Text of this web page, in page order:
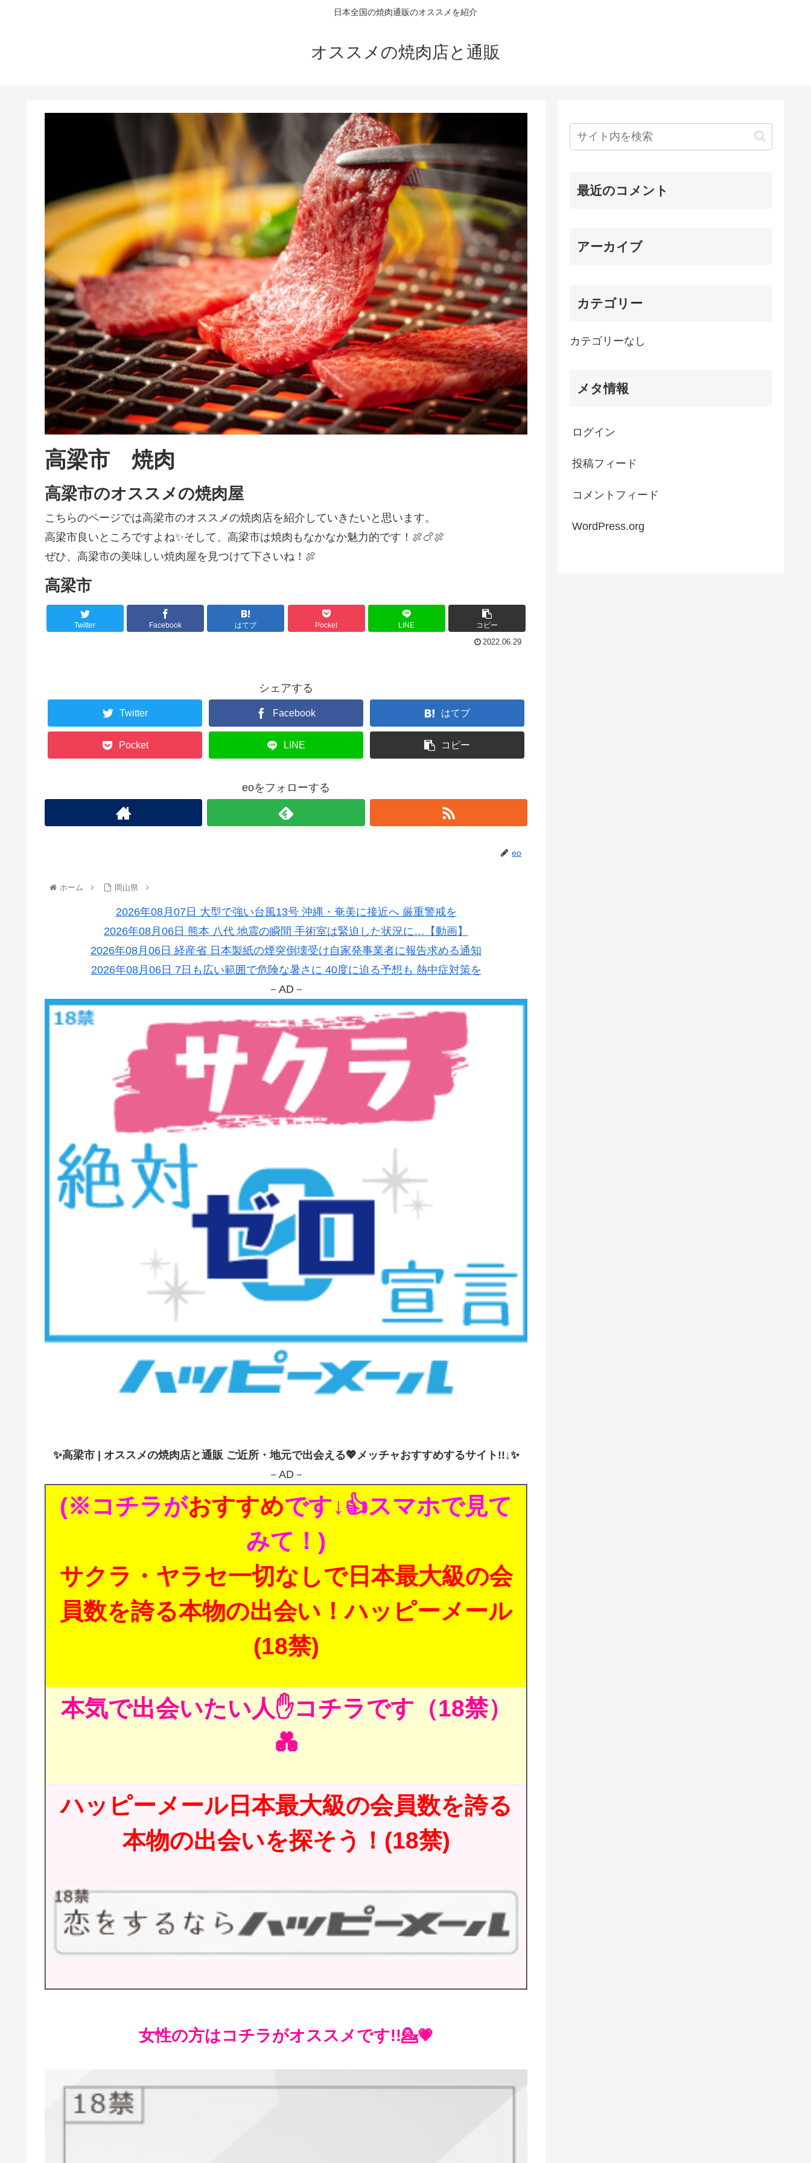
日本全国の焼肉通販のオススメを紹介
オススメの焼肉店と通販
高梁市 焼肉
高梁市のオススメの焼肉屋
こちらのページでは高梁市のオススメの焼肉店を紹介していきたいと思います。
高梁市良いところですよね✨そして、高梁市は焼肉もなかなか魅力的です！🍖🍗🍖
ぜひ、高梁市の美味しい焼肉屋を見つけて下さいね！🍖
高梁市
Twitter Facebook はてブ Pocket LINE コピー
2022.06.29
シェアする
Twitter Facebook はてブ
Pocket LINE コピー
eoをフォローする
eo
ホーム 岡山県
2026年08月07日 大型で強い台風13号 沖縄・奄美に接近へ 厳重警戒を
2026年08月06日 熊本 八代 地震の瞬間 手術室は緊迫した状況に…【動画】
2026年08月06日 経産省 日本製紙の煙突倒壊受け自家発事業者に報告求める通知
2026年08月06日 7日も広い範囲で危険な暑さに 40度に迫る予想も 熱中症対策を
－AD－
✨高梁市 | オススメの焼肉店と通販 ご近所・地元で出会える💖メッチャおすすめするサイト!!↓✨
－AD－
(※コチラがおすすめです↓👍スマホで見て
みて！)
サクラ・ヤラセ一切なしで日本最大級の会
員数を誇る本物の出会い！ハッピーメール
(18禁)
本気で出会いたい人✋コチラです（18禁）
💑
ハッピーメール日本最大級の会員数を誇る
本物の出会いを探そう！(18禁)
女性の方はコチラがオススメです!!💁💗
最近のコメント
アーカイブ
カテゴリー
カテゴリーなし
メタ情報
ログイン
投稿フィード
コメントフィード
WordPress.org